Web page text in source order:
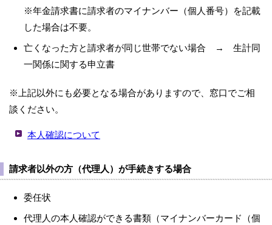
※年金請求書に請求者のマイナンバー（個人番号）を記載
した場合は不要。
亡くなった方と請求者が同じ世帯でない場合 → 生計同
一関係に関する申立書
※上記以外にも必要となる場合がありますので、窓口でご相
談ください。
本人確認について
請求者以外の方（代理人）が手続きする場合
委任状
代理人の本人確認ができる書類（マイナンバーカード（個